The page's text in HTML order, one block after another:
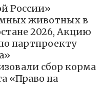
России»
животных в
2026, Акцию
партпроекту
сбор корма
«Право на